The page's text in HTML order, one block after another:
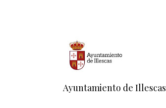
Ayuntamiento de Illescas